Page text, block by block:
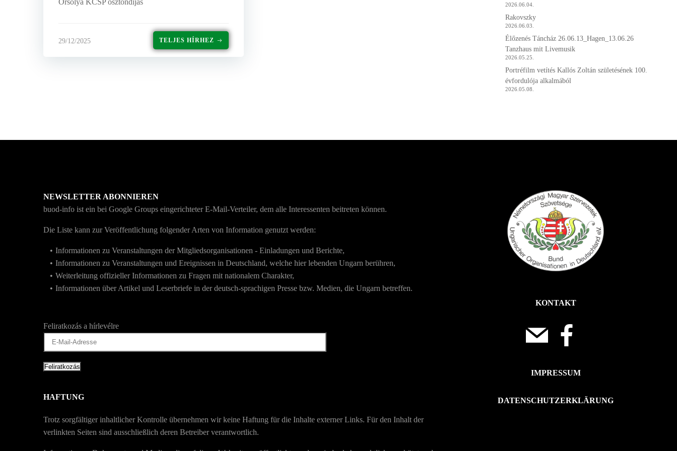
Orsolya KCSP ösztöndíjas
29/12/2025 TELJES HÍRHEZ
2026.06.04.
Rakovszky
2026.06.03.
Élőzenés Táncház 26.06.13_Hagen_13.06.26
Tanzhaus mit Livemusik
2026.05.25.
Portréfilm vetítés Kallós Zoltán születésének 100.
évfordulója alkalmából
2026.05.08.
NEWSLETTER ABONNIEREN
buod-info ist ein bei Google Groups eingerichteter E-Mail-Verteiler, dem alle Interessenten beitreten können.
Die Liste kann zur Veröffentlichung folgender Arten von Information genutzt werden:
Informationen zu Veranstaltungen der Mitgliedsorganisationen - Einladungen und Berichte,
Informationen zu Veranstaltungen und Ereignissen in Deutschland, welche hier lebenden Ungarn berühren,
Weiterleitung offizieller Informationen zu Fragen mit nationalem Charakter,
Informationen über Artikel und Leserbriefe in der deutsch-sprachigen Presse bzw. Medien, die Ungarn betreffen.
Feliratkozás a hírlevélre
HAFTUNG
Trotz sorgfältiger inhaltlicher Kontrolle übernehmen wir keine Haftung für die Inhalte externer Links. Für den Inhalt der
verlinkten Seiten sind ausschließlich deren Betreiber verantwortlich.
KONTAKT
IMPRESSUM
DATENSCHUTZERKLÄRUNG